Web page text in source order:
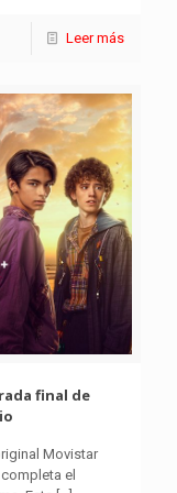
Leer más
final de
Movistar
el